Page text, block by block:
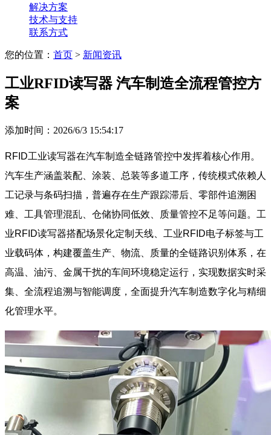
解决方案
技术与支持
联系方式
您的位置： 首页 > 新闻资讯
工业RFID读写器 汽车制造全流程管控方
案
添加时间：2026/6/3 15:54:17
RFID工业读写器在汽车制造全链路管控中发挥着核心作用。
汽车生产涵盖装配、涂装、总装等多道工序，传统模式依赖人
工记录与条码扫描，普遍存在生产跟踪滞后、零部件追溯困
难、工具管理混乱、仓储协同低效、质量管控不足等问题。工
业RFID读写器搭配场景化定制天线、工业RFID电子标签与工
业载码体，构建覆盖生产、物流、质量的全链路识别体系，在
高温、油污、金属干扰的车间环境稳定运行，实现数据实时采
集、全流程追溯与智能调度，全面提升汽车制造数字化与精细
化管理水平。